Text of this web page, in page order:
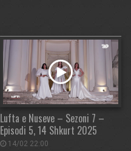
Lufta e Nuseve – Sezoni 7 –
Episodi 5, 14 Shkurt 2025
14/02 22:00